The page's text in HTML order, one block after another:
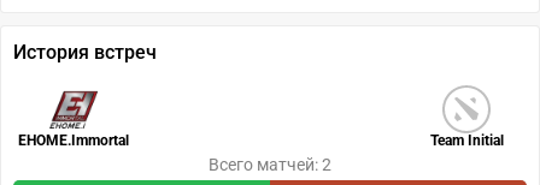
История встреч
EHOME.Immortal Team Initial
Всего матчей: 2